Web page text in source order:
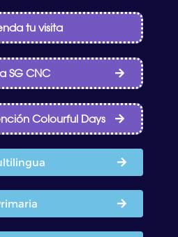
tu visita
SG CNC
Colourful Days